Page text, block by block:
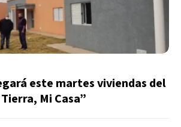
este martes viviendas del
Mi Casa”